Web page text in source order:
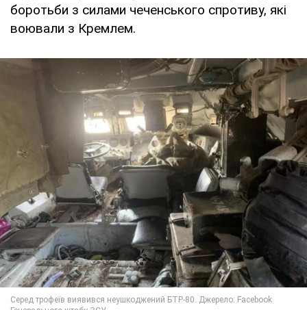
боротьби з силами чеченського спротиву, які
воювали з Кремлем.